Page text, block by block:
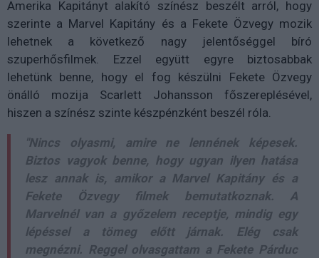
Amerika Kapitányt alakító színész beszélt arról, hogy
szerinte a Marvel Kapitány és a Fekete Özvegy mozik
lehetnek a következő nagy jelentőséggel bíró
szuperhősfilmek. Ezzel együtt egyre biztosabbak
lehetünk benne, hogy el fog készülni Fekete Özvegy
önálló mozija Scarlett Johansson főszereplésével,
hiszen a színész szinte készpénzként beszél róla.
"Nincs olyasmi, amire ne lennének képesek.
Biztos vagyok benne, hogy ugyan ilyen hatása
lesz annak is, amikor a Marvel Kapitány és a
Fekete Özvegy filmek bemutatkoznak. A
Marvelnél van a győzelem receptje, mindig egy
lépéssel a tömeg előtt járnak. Elég csak
megnézni. Reggel olvasgattam a Fekete Párduc